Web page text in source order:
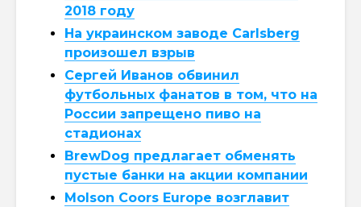
2018 году
На украинском заводе Carlsberg
произошел взрыв
Сергей Иванов обвинил
футбольных фанатов в том, что на
России запрещено пиво на
стадионах
BrewDog предлагает обменять
пустые банки на акции компании
Molson Coors Europe возглавит